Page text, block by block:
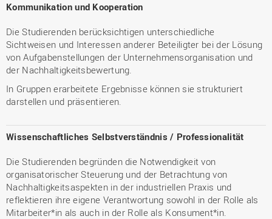
Kommunikation und Kooperation
Die Studierenden berücksichtigen unterschiedliche
Sichtweisen und Interessen anderer Beteiligter bei der Lösung
von Aufgabenstellungen der Unternehmensorganisation und
der Nachhaltigkeitsbewertung.
In Gruppen erarbeitete Ergebnisse können sie strukturiert
darstellen und präsentieren.
Wissenschaftliches Selbstverständnis / Professionalität
Die Studierenden begründen die Notwendigkeit von
organisatorischer Steuerung und der Betrachtung von
Nachhaltigkeitsaspekten in der industriellen Praxis und
reflektieren ihre eigene Verantwortung sowohl in der Rolle als
Mitarbeiter*in als auch in der Rolle als Konsument*in.